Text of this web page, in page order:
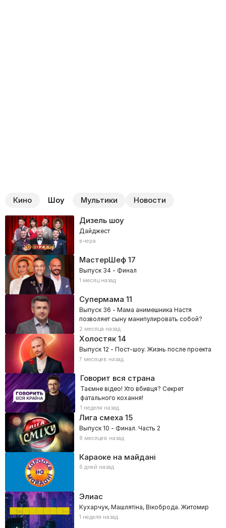
Кино Шоу Мультики Новости
Дизель шоу
Дайджест
вчера
МастерШеф17
Выпуск 34 - Финал
1 месяц назад
Супермама 11
Выпуск 36 - Мама анимешника Настя
позволяет сыну манипулировать собой?
2 месяца назад
Холостяк14
Выпуск 12 - Пост-шоу. Жизнь после проекта
7 месяцев назад
Говорит вся страна
Таємне відео! Хто вбивця? Секрет
фатального кохання!
1 неделя назад
Лига смеха 15
Выпуск 10 - Финал. Часть 2
8 месяцев назад
Караоке на майдані
6 дней назад
Элиас
Кухарчук, Машлятіна, Вікоброда. Житомир
1 неделя назад